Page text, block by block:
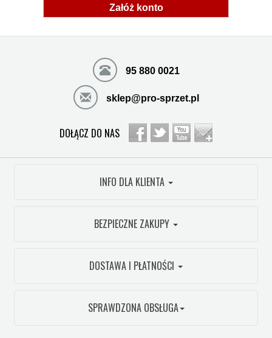
Załóż konto
95 880 0021
sklep@pro-sprzet.pl
DOŁĄCZ DO NAS
INFO DLA KLIENTA
BEZPIECZNE ZAKUPY
DOSTAWA I PŁATNOŚCI
SPRAWDZONA OBSŁUGA